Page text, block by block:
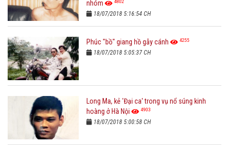
nhóm
4802
18/07/2018 5:16:54 CH
Phúc "bồ" giang hồ gẫy cánh 4255
18/07/2018 5:05:37 CH
Long Ma, kẻ 'Đại ca' trong vụ nổ súng kinh
hoàng ở Hà Nội
4903
18/07/2018 5:00:58 CH